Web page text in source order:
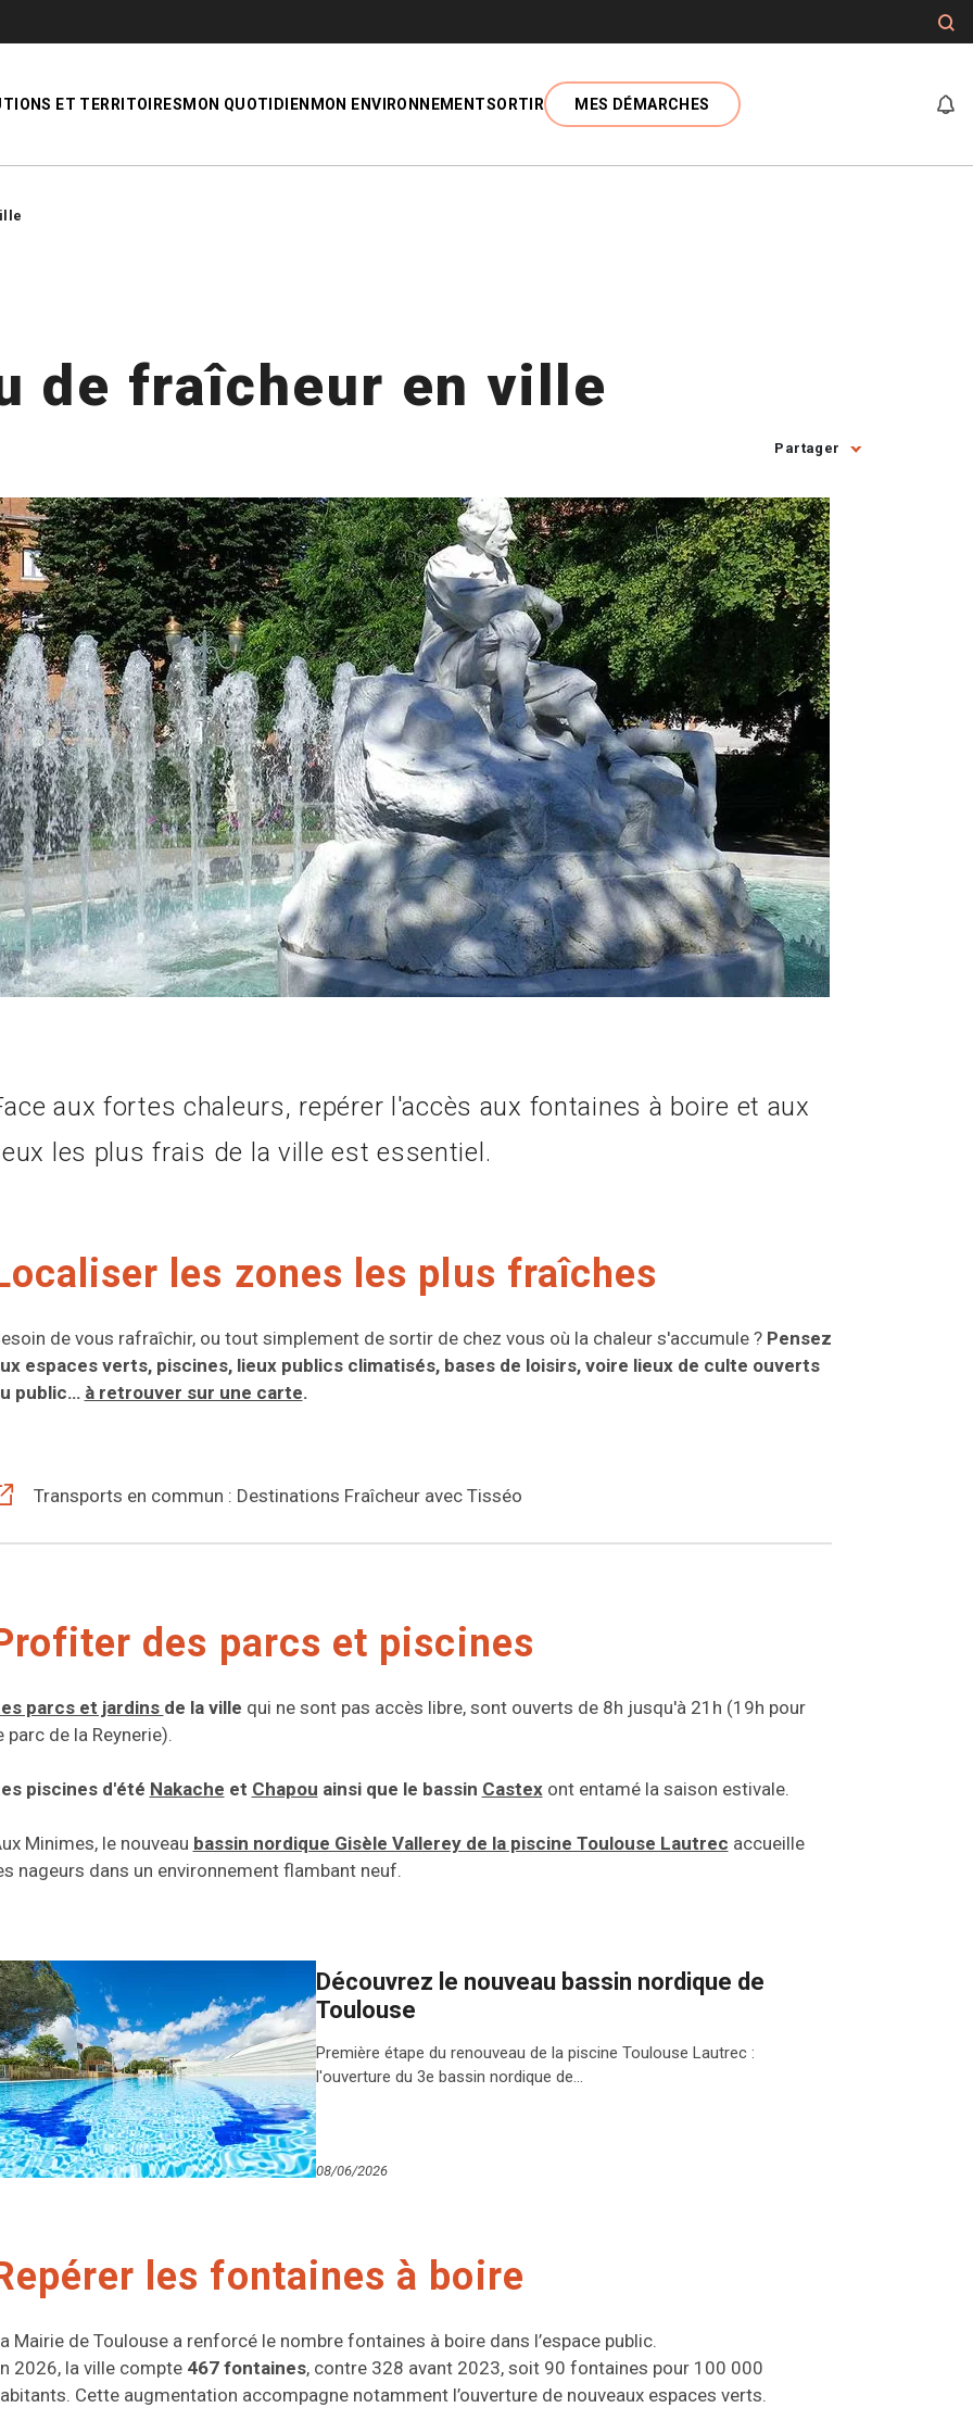
ET TERRITOIRES MON QUOTIDIEN MON ENVIRONNEMENTSORTIR MES DÉMARCHES
de fraîcheur en ville
Partager
aux fortes chaleurs, repérer l'accès aux fontaines à boire et aux
les plus frais de la ville est essentiel.
les zones les plus fraîches
de vous rafraîchir, ou tout simplement de sortir de chez vous où la chaleur s'accumule ? Pensez
espaces verts, piscines, lieux publics climatisés, bases de loisirs, voire lieux de culte ouverts
public… à retrouver sur une carte.
Transports en commun : Destinations Fraîcheur avec Tisséo
des parcs et piscines
parcs et jardins de la ville qui ne sont pas accès libre, sont ouverts de 8h jusqu'à 21h (19h pour
parc de la Reynerie).
piscines d'été Nakache et Chapou ainsi que le bassin Castex ont entamé la saison estivale.
Minimes, le nouveau bassin nordique Gisèle Vallerey de la piscine Toulouse Lautrec accueille
nageurs dans un environnement flambant neuf.
Découvrez le nouveau bassin nordique de
Toulouse
Première étape du renouveau de la piscine Toulouse Lautrec :
l'ouverture du 3e bassin nordique de…
08/06/2026
les fontaines à boire
Mairie de Toulouse a renforcé le nombre fontaines à boire dans l’espace public.
2026, la ville compte 467 fontaines, contre 328 avant 2023, soit 90 fontaines pour 100 000
Cette augmentation accompagne notamment l’ouverture de nouveaux espaces verts.